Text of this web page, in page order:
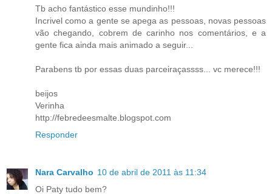
Tb acho fantástico esse mundinho!!!
Incrivel como a gente se apega as pessoas, novas pessoas
vão chegando, cobrem de carinho nos comentários, e a
gente fica ainda mais animado a seguir...
Parabens tb por essas duas parceiraçassss... vc merece!!!
beijos
Verinha
http://febredeesmalte.blogspot.com
Responder
Nara Carvalho 10 de abril de 2011 às 11:34
Oi Paty tudo bem?